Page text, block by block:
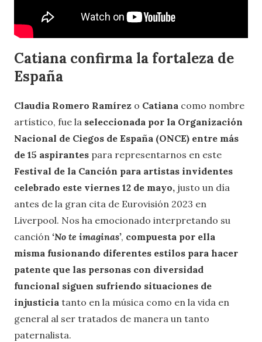
Catiana confirma la fortaleza de
España
Claudia Romero Ramírez o Catiana como nombre
artístico, fue la seleccionada por la Organización
Nacional de Ciegos de España (ONCE) entre más
de 15 aspirantes para representarnos en este
Festival de la Canción para artistas invidentes
celebrado este viernes 12 de mayo, justo un día
antes de la gran cita de Eurovisión 2023 en
Liverpool. Nos ha emocionado interpretando su
canción ‘No te imaginas’, compuesta por ella
misma fusionando diferentes estilos para hacer
patente que las personas con diversidad
funcional siguen sufriendo situaciones de
injusticia tanto en la música como en la vida en
general al ser tratados de manera un tanto
paternalista.